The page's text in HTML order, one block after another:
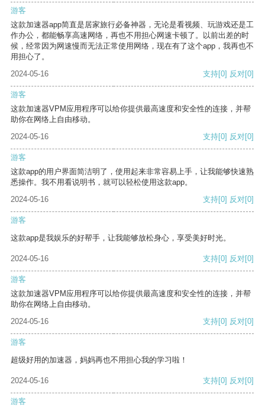
游客
这款加速器app简直是居家旅行必备神器，无论是看视频、玩游戏还是工
作办公，都能畅享高速网络，再也不用担心网速卡顿了。以前出差的时
候，经常因为网速慢而无法正常使用网络，现在有了这个app，我再也不
用担心了。
2024-05-16
支持[0] 反对[0]
游客
这款加速器VPM应用程序可以给你提供最高速度和安全性的连接，并帮
助你在网络上自由移动。
2024-05-16
支持[0] 反对[0]
游客
这款app的用户界面简洁明了，使用起来非常容易上手，让我能够快速熟
悉操作。我不用看说明书，就可以轻松使用这款app。
2024-05-16
支持[0] 反对[0]
游客
这款app是我娱乐的好帮手，让我能够放松身心，享受美好时光。
2024-05-16 支持[0] 反对[0]
游客
这款加速器VPM应用程序可以给你提供最高速度和安全性的连接，并帮
助你在网络上自由移动。
2024-05-16
支持[0] 反对[0]
游客
超级好用的加速器，妈妈再也不用担心我的学习啦！
2024-05-16 支持[0] 反对[0]
游客